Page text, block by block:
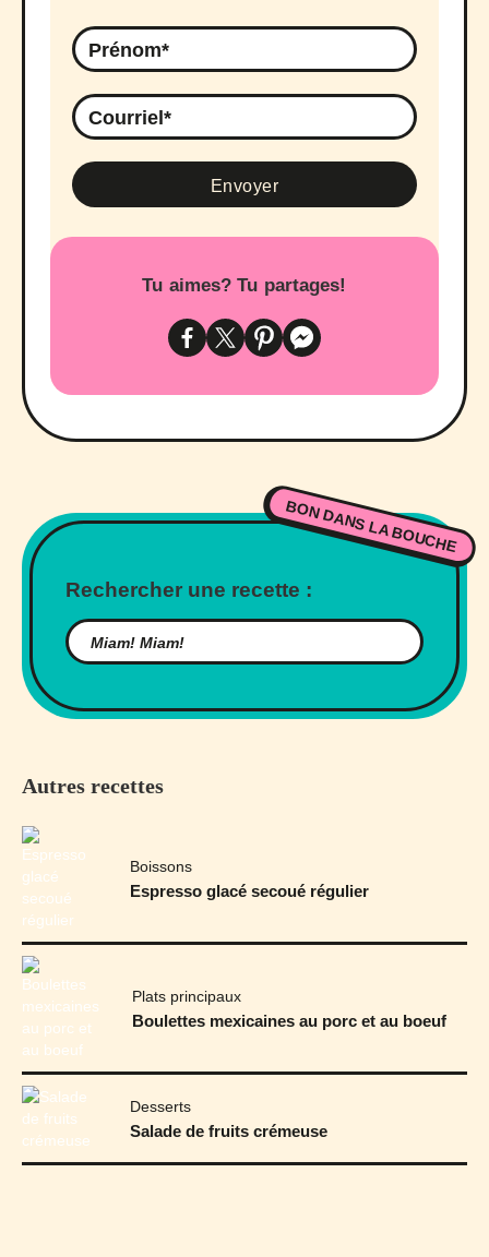
Tu aimes? Tu partages!
BON DANS LA BOUCHE
Rechercher une recette :
Autres recettes
Boissons
Espresso glacé secoué régulier
Plats principaux
Boulettes mexicaines au porc et au boeuf
Desserts
Salade de fruits crémeuse